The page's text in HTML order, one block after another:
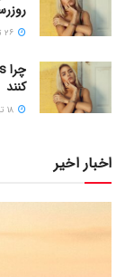
کنند
اخبار اخیر